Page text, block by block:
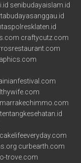
senibudayaislam.id
craftycutz.com
marrakechimmo.com
cakelifeeveryday.com
curbearth.com
trove.com